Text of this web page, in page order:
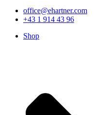
office@ehartner.com
+43 1 914 43 96
Shop